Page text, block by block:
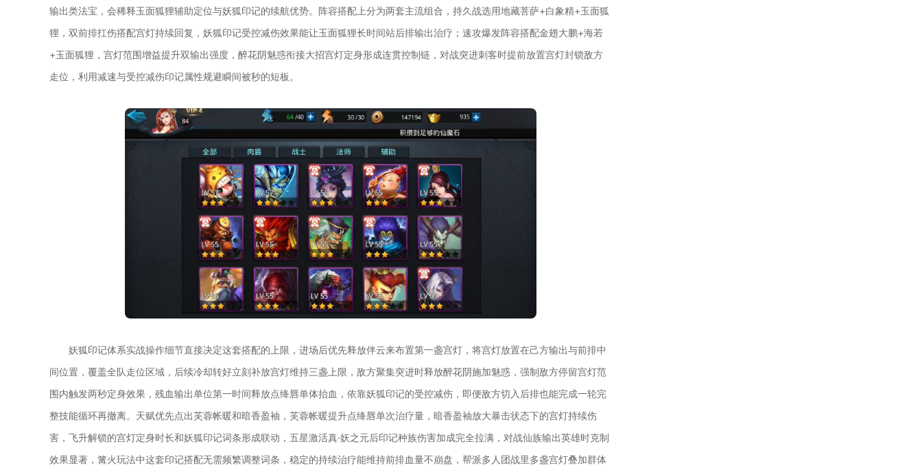
输出类法宝，会稀释玉面狐狸辅助定位与妖狐印记的续航优势。阵容搭配上分为两套主流组合，持久战选用地藏菩萨+白象精+玉面狐
狸，双前排扛伤搭配宫灯持续回复，妖狐印记受控减伤效果能让玉面狐狸长时间站后排输出治疗；速攻爆发阵容搭配金翅大鹏+海若
+玉面狐狸，宫灯范围增益提升双输出强度，醉花阴魅惑衔接大招宫灯定身形成连贯控制链，对战突进刺客时提前放置宫灯封锁敌方
走位，利用减速与受控减伤印记属性规避瞬间被秒的短板。
妖狐印记体系实战操作细节直接决定这套搭配的上限，进场后优先释放伴云来布置第一盏宫灯，将宫灯放置在己方输出与前排中
间位置，覆盖全队走位区域，后续冷却转好立刻补放宫灯维持三盏上限，敌方聚集突进时释放醉花阴施加魅惑，强制敌方停留宫灯范
围内触发两秒定身效果，残血输出单位第一时间释放点绛唇单体抬血，依靠妖狐印记的受控减伤，即便敌方切入后排也能完成一轮完
整技能循环再撤离。天赋优先点出芙蓉帐暖和暗香盈袖，芙蓉帐暖提升点绛唇单次治疗量，暗香盈袖放大暴击状态下的宫灯持续伤
害，飞升解锁的宫灯定身时长和妖狐印记词条形成联动，五星激活真·妖之元后印记种族伤害加成完全拉满，对战仙族输出英雄时克制
效果显著，篝火玩法中这套印记搭配无需频繁调整词条，稳定的持续治疗能维持前排血量不崩盘，帮派多人团战里多盏宫灯叠加群体